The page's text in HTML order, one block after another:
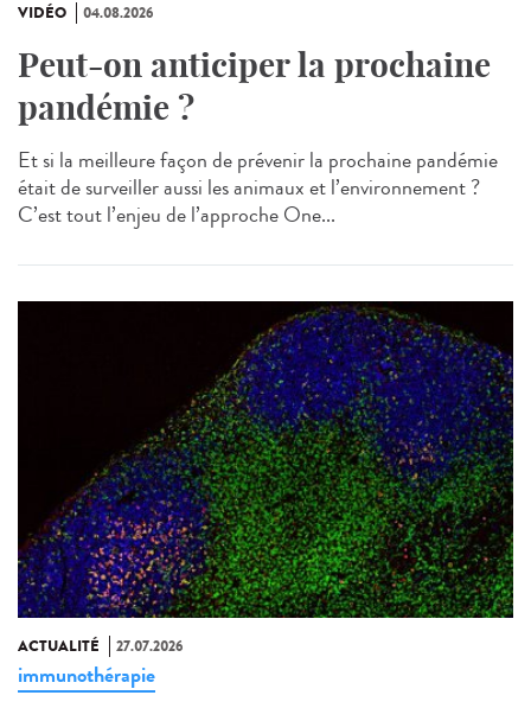
VIDÉO 04.08.2026
Peut-on anticiper la prochaine
pandémie ?
Et si la meilleure façon de prévenir la prochaine pandémie
était de surveiller aussi les animaux et l’environnement ?
C’est tout l’enjeu de l’approche One...
ACTUALITÉ 27.07.2026
immunothérapie